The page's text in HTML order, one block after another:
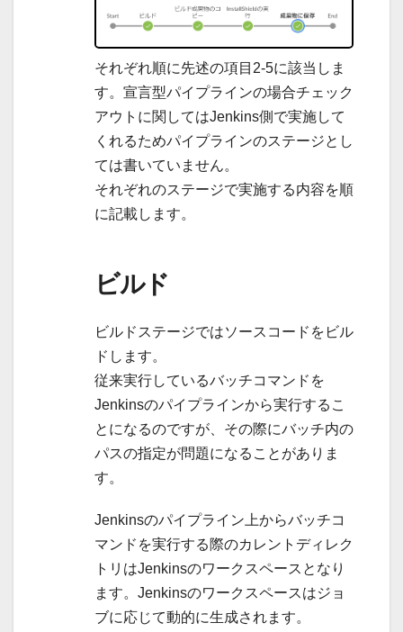
それぞれ順に先述の項目2-5に該当しま
す。宣言型パイプラインの場合チェック
アウトに関してはJenkins側で実施して
くれるためパイプラインのステージとし
ては書いていません。
それぞれのステージで実施する内容を順
に記載します。
ビルド
ビルドステージではソースコードをビル
ドします。
従来実行しているバッチコマンドを
Jenkinsのパイプラインから実行するこ
とになるのですが、その際にバッチ内の
パスの指定が問題になることがありま
す。
Jenkinsのパイプライン上からバッチコ
マンドを実行する際のカレントディレク
トリはJenkinsのワークスペースとなり
ます。Jenkinsのワークスペースはジョ
ブに応じて動的に生成されます。